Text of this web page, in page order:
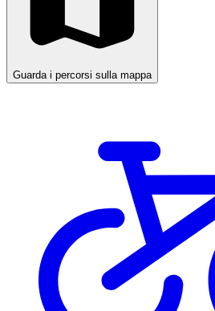
Guarda i percorsi sulla mappa